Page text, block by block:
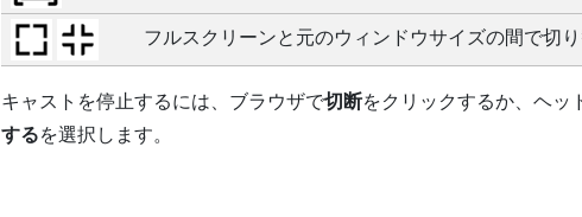
フルスクリーンと元のウィンドウサイズの間で切
キャストを停止するには、ブラウザで切断をクリックするか、ヘッ
するを選択します。